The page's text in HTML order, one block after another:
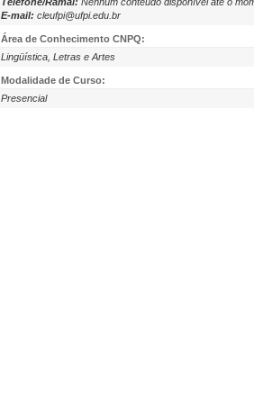
E-mail: cleufpi@ufpi.edu.br
Área de Conhecimento CNPQ:
Lingüística, Letras e Artes
Modalidade de Curso:
Presencial